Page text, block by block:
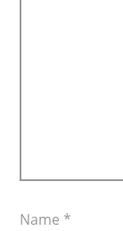
Name *